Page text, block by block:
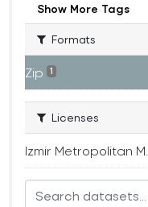
Show More Tags
Formats
Zip 1
Licenses
Izmir Metropolitan M...